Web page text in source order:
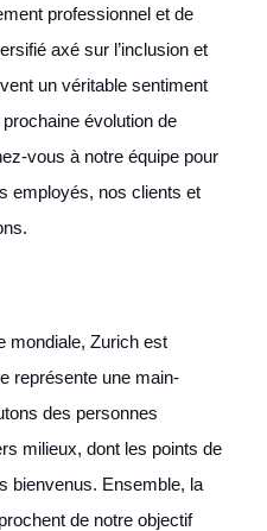
professionnel et de
axé sur l’inclusion et
un véritable sentiment
évolution de
vous à notre équipe pour
employés, nos clients et
mondiale, Zurich est
représente une main-
des personnes
milieux, dont les points de
bienvenus. Ensemble, la
de notre objectif